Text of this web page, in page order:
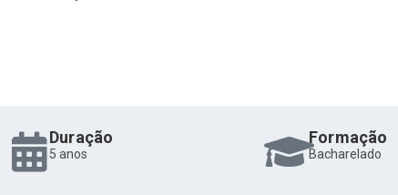
Duração
5 anos
Formação
Bacharelado